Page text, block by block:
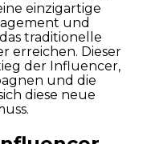
einzigartige
und
traditionelle
erreichen. Dieser
der Influencer,
und die
diese neue